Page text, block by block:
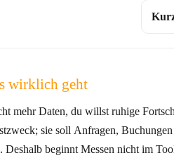
wirklich geht
mehr Daten, du willst ruhige
sie soll Anfragen,
Deshalb beginnt Messen nicht im